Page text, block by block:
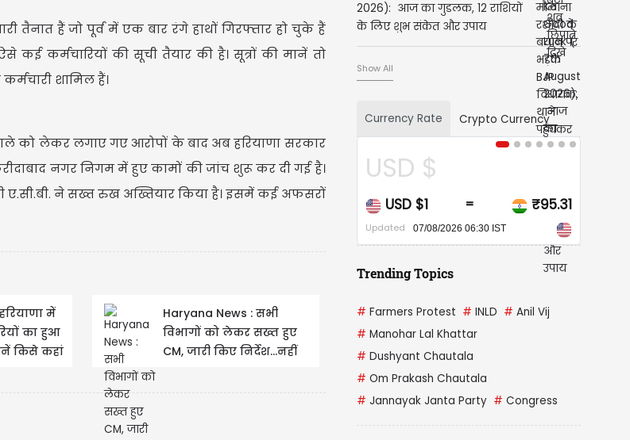
तैनात हैं जो पूर्व में एक बार रंगे हाथों गिरफ्तार हो चुके हैं
कई कर्मचारियों की सूची तैयार की है। सूत्रों की मानें तो
शामिल हैं।
को लेकर लगाए गए आरोपों के बाद अब हरियाणा सरकार
नगर निगम में हुए कामों की जांच शुरू कर दी गई है।
ए.सी.बी. ने सख्त रुख अख्तियार किया है। इसमें कई अफसरों
में
का हुआ
किसे कहां
Haryana News : सभी
विभागों को लेकर सख्त हुए
CM, जारी किए निर्देश...नहीं
2026): आज का गुडलक, 12 राशियों
के लिए शुभ संकेत और उपाय
Show All
Currency Rate Crypto Currency
USD $
USD $1 = ₹95.31 CAD $1 =
Updated 07/08/2026 06:30 IST
Trending Topics
# Farmers Protest # INLD # Anil Vij
# Manohar Lal Khattar
# Dushyant Chautala
# Om Prakash Chautala
# Jannayak Janta Party # Congress